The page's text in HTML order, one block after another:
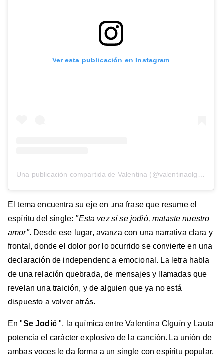
Ver esta publicación en Instagram
El tema encuentra su eje en una frase que resume el
espíritu del single: "Esta vez sí se jodió, mataste nuestro
amor". Desde ese lugar, avanza con una narrativa clara y
frontal, donde el dolor por lo ocurrido se convierte en una
declaración de independencia emocional. La letra habla
de una relación quebrada, de mensajes y llamadas que
revelan una traición, y de alguien que ya no está
dispuesto a volver atrás.
En "Se Jodió", la química entre Valentina Olguín y Lauta
potencia el carácter explosivo de la canción. La unión de
ambas voces le da forma a un single con espíritu popular,